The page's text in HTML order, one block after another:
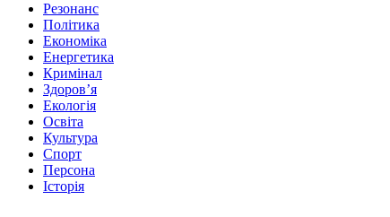
Резонанс
Політика
Економіка
Енергетика
Кримінал
Здоров’я
Екологія
Освіта
Культура
Спорт
Персона
Історія